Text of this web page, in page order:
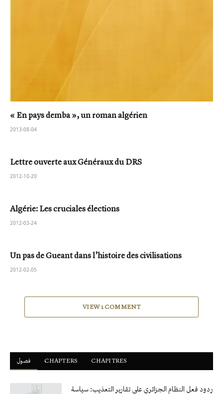
« En pays demba », un roman algérien
2013-08-04
Lettre ouverte aux Généraux du DRS
2012-10-20
Algérie: Les cruciales élections
2012-03-24
Un pas de Gueant dans l’histoire des civilisations
2012-02-05
VIEW 1 COMMENT
فصول ْCHAPTERS CHAPITRES
ردود فعل النظام الجزائري على تقارير التعذيب: سياسة